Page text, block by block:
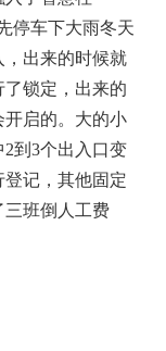
停车下大雨冬天
出来的时候就
锁定，出来的
开启的。大的小
到3个出入口变
记，其他固定
三班倒人工费